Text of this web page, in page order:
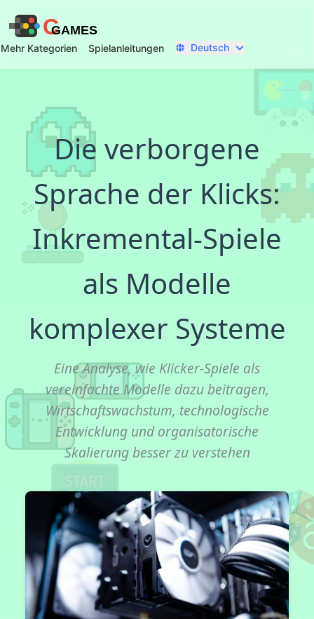
CGAMES
Mehr Kategorien Spielanleitungen Deutsch
Die verborgene
Sprache der Klicks:
Inkremental-Spiele
als Modelle
komplexer Systeme
Eine Analyse, wie Klicker-Spiele als
vereinfachte Modelle dazu beitragen,
Wirtschaftswachstum, technologische
Entwicklung und organisatorische
Skalierung besser zu verstehen